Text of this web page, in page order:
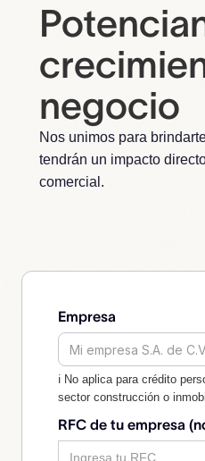
negocio
Nos unimos para
tendrán un impacto
comercial.
Empresa
ℹ No aplica para crédito
sector construcción o
RFC de tu empresa